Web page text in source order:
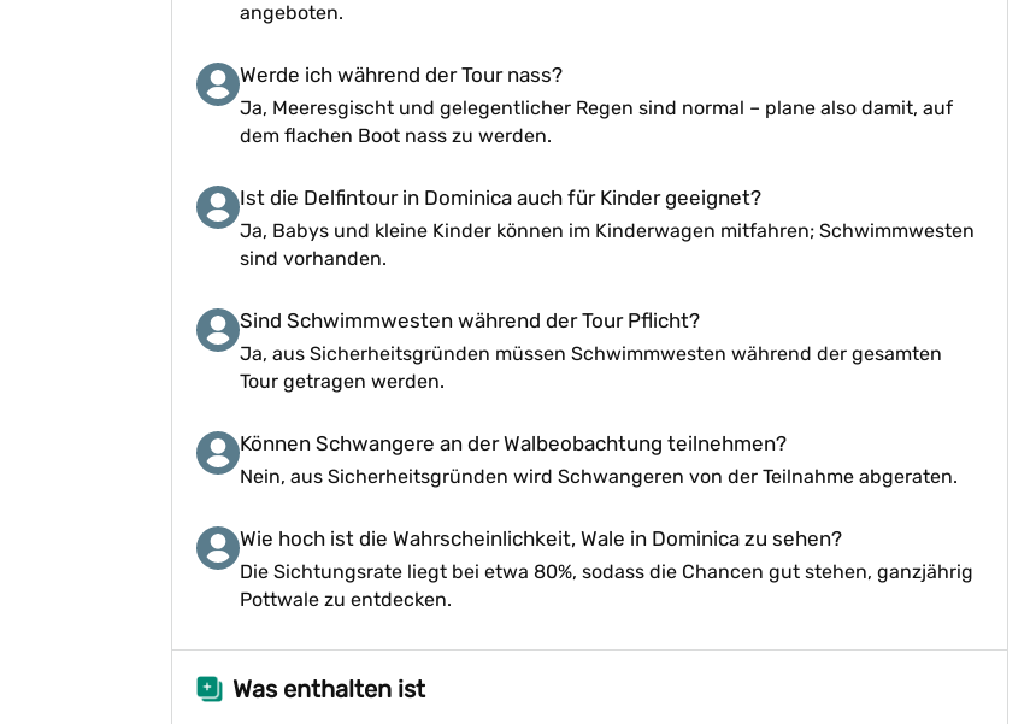
angeboten.
Werde ich während der Tour nass?
Ja, Meeresgischt und gelegentlicher Regen sind normal – plane also damit, auf
dem flachen Boot nass zu werden.
Ist die Delfintour in Dominica auch für Kinder geeignet?
Ja, Babys und kleine Kinder können im Kinderwagen mitfahren; Schwimmwesten
sind vorhanden.
Sind Schwimmwesten während der Tour Pflicht?
Ja, aus Sicherheitsgründen müssen Schwimmwesten während der gesamten
Tour getragen werden.
Können Schwangere an der Walbeobachtung teilnehmen?
Nein, aus Sicherheitsgründen wird Schwangeren von der Teilnahme abgeraten.
Wie hoch ist die Wahrscheinlichkeit, Wale in Dominica zu sehen?
Die Sichtungsrate liegt bei etwa 80%, sodass die Chancen gut stehen, ganzjährig
Pottwale zu entdecken.
Was enthalten ist